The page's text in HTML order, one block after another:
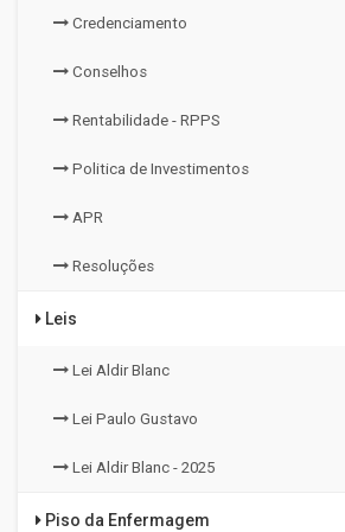
Credenciamento
Conselhos
Rentabilidade - RPPS
Politica de Investimentos
APR
Resoluções
Leis
Lei Aldir Blanc
Lei Paulo Gustavo
Lei Aldir Blanc - 2025
Piso da Enfermagem